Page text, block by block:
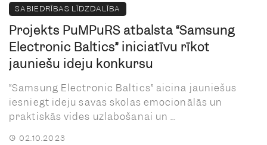
SABIEDRĪBAS LĪDZDALĪBA
Projekts PuMPuRS atbalsta “Samsung
Electronic Baltics” iniciatīvu rīkot
jauniešu ideju konkursu
“Samsung Electronic Baltics” aicina jauniešus
iesniegt ideju savas skolas emocionālās un
praktiskās vides uzlabošanai un ...
02.10.2023